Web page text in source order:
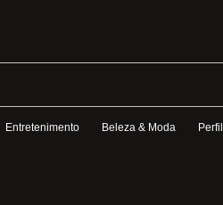
Entretenimento Beleza & Moda Perfil